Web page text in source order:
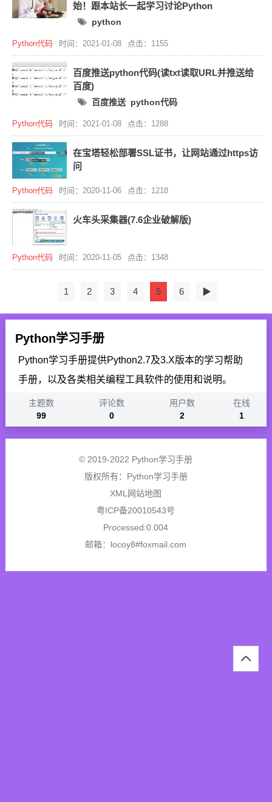
始！跟本站长一起学习讨论Python
python
Python代码 时间：2021-01-08 点击：1155
百度推送python代码(读txt读取URL并推送给
百度)
百度推送 python代码
Python代码 时间：2021-01-08 点击：1288
在宝塔轻松部署SSL证书，让网站通过https访
问
Python代码 时间：2020-11-06 点击：1218
火车头采集器(7.6企业破解版)
Python代码 时间：2020-11-05 点击：1348
1 2 3 4 5 6 ▶
Python学习手册
Python学习手册提供Python2.7及3.X版本的学习帮助
手册，以及各类相关编程工具软件的使用和说明。
主题数
99
评论数
0
用户数
2
在线
1
© 2019-2022 Python学习手册
版权所有： Python学习手册
XML网站地图
粤ICP备20010543号
Processed:0.004
邮箱：locoy8#foxmail.com